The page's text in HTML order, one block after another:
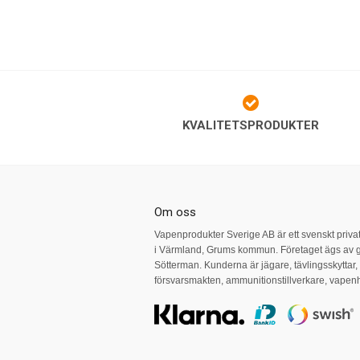
KVALITETSPRODUKTER
Om oss
Vapenprodukter Sverige AB är ett svenskt
i Värmland, Grums kommun. Företaget ägs av
Sötterman. Kunderna är jägare,
försvarsmakten, ammunitionstillverkare,